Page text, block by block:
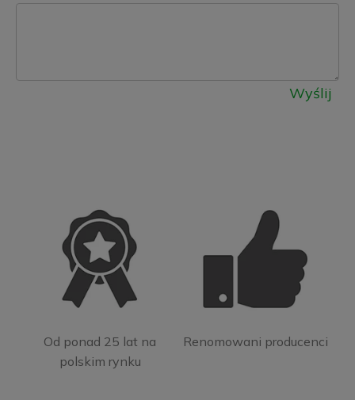
Wyślij
Od ponad 25 lat na
polskim rynku
Renomowani producenci